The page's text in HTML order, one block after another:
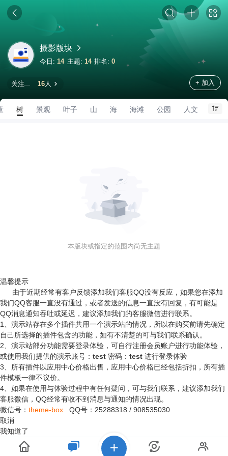
摄影版块
今日: 14 主题: 14 排名:0
关注 16人 + 加入
树 景观 叶子 山 海 海滩 公园 人文
本版块或指定的范围内尚无主题
温馨提示
由于近期经常有客户反馈添加我们客服QQ没有反应，如果您在添加
我们QQ客服一直没有通过，或者发送的信息一直没有回复，有可能是
QQ消息通知吞吐或延迟，建议添加我们的客服微信进行联系。
1、演示站存在多个插件共用一个演示站的情况，所以在购买前请先确定
自己所选择的插件包含的功能，如有不清楚的可与我们联系确认。
2、演示站部分功能需要登录体验，可自行注册会员账户进行功能体验，
或使用我们提供的演示账号： test 密码： test 进行登录体验
3、所有插件以应用中心价格出售，应用中心价格已经包括折扣，所有插
件模板一律不议价。
4、如果在使用与体验过程中有任何疑问，可与我们联系，建议添加我们
客服微信，QQ经常有收不到消息与通知的情况出现。
微信号： theme-box QQ号： 25288318 / 908535030
取消
我知道了